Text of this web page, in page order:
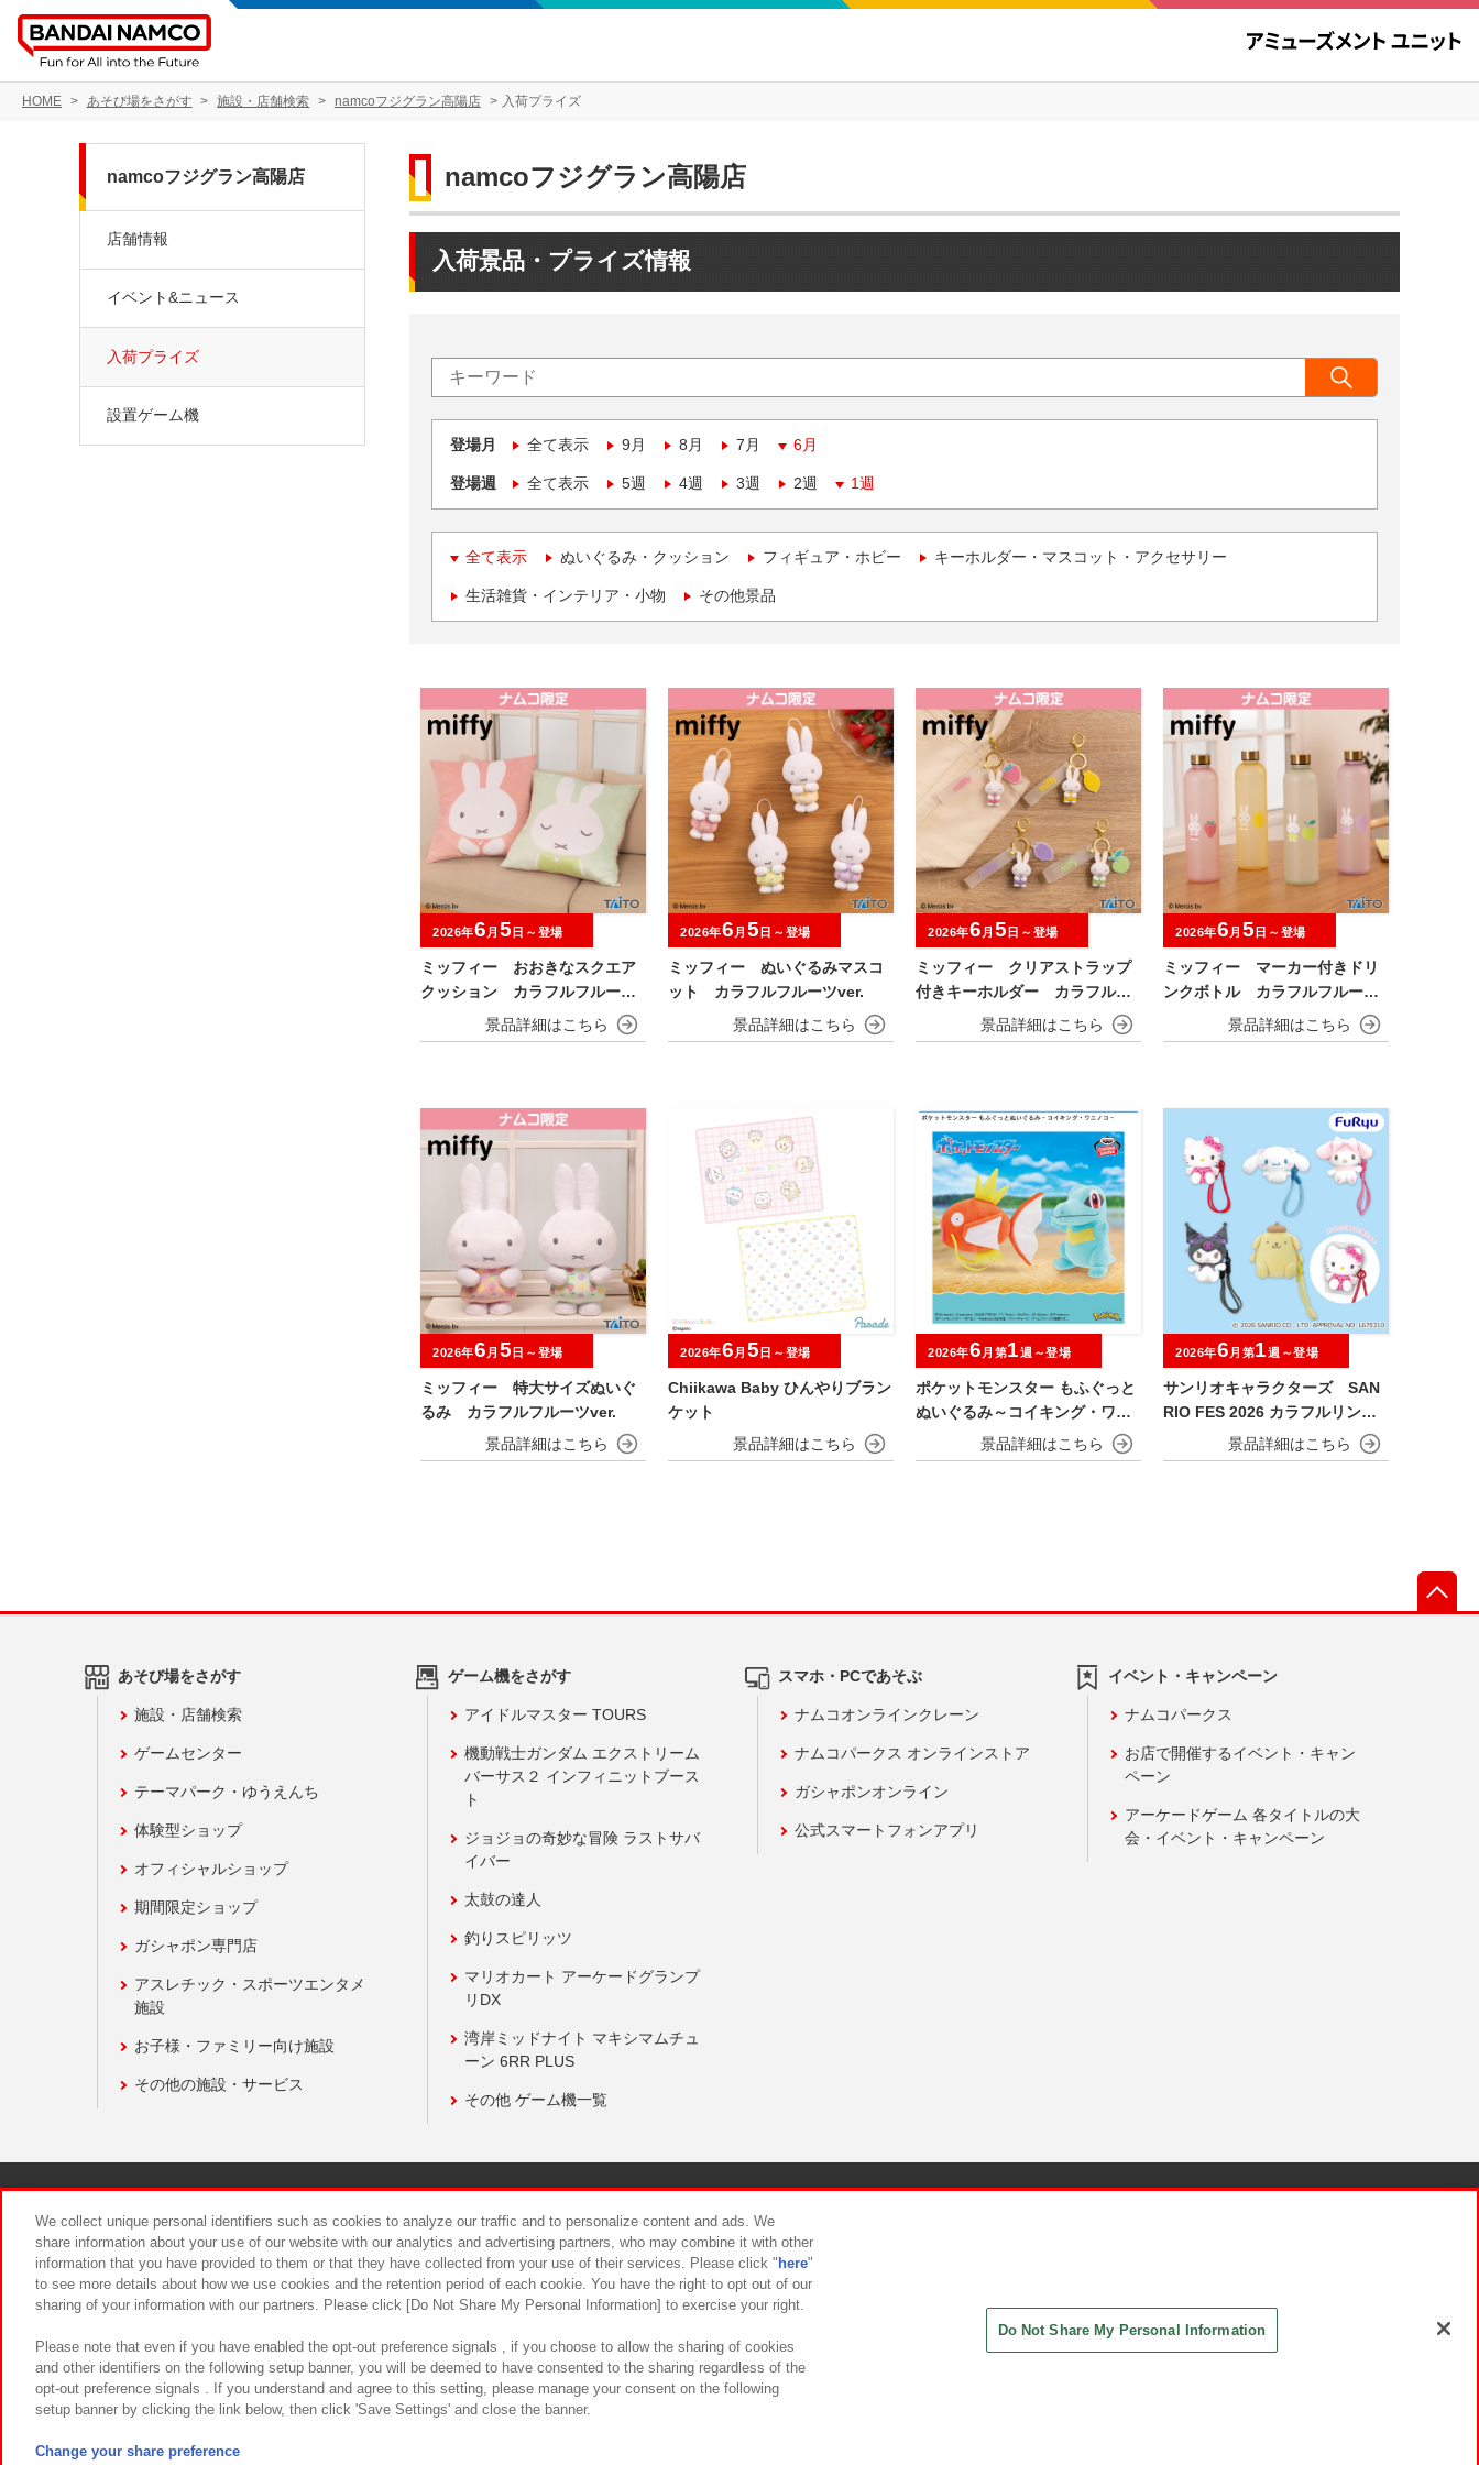
HOME あそび場をさがす 施設・店舗検索 namcoフジグラン高陽店 入荷プライズ
namcoフジグラン高陽店
入荷景品・プライズ情報
登場月 全て表示 9月 8月 7月 6月
登場週 全て表示 5週 4週 3週 2週 1週
全て表示 ぬいぐるみ・クッション フィギュア・ホビー キーホルダー・マスコット・アクセサリー
生活雑貨・インテリア・小物 その他景品
ミッフィー おおきなスクエア
クッション カラフルフルーツv
2026年6 月 5 日～登場
ミッフィー ぬいぐるみマスコ
ット カラフルフルーツver.
2026年6 月 5 日～登場
ミッフィー クリアストラップ
付きキーホルダー カラフルフ
ルーツver.
2026年6 月 5 日～登場
ミッフィー マーカー付きドリ
ンクボトル カラフルフルーツv
2026年6 月 5 日～登場
ミッフィー 特大サイズぬいぐ
るみ カラフルフルーツver.
2026年6 月 5 日～登場
Chiikawa Baby ひんやりブラン
ケット
2026年6 月 5 日～登場
ポケットモンスター もふぐっと
ぬいぐるみ～コイキング・ワニ
2026年6 月第1週～登場
サンリオキャラクターズ SAN
RIO FES 2026 カラフルリンク
コーデ スマホストラップ
2026年6 月第1週～登場
namcoフジグラン高陽店
店舗情報
イベント&ニュース
入荷プライズ
設置ゲーム機
あそび場をさがす
施設・店舗検索
ゲームセンター
テーマパーク・ゆうえんち
体験型ショップ
オフィシャルショップ
期間限定ショップ
ガシャポン専門店
アスレチック・スポーツエンタメ
施設
お子様・ファミリー向け施設
その他の施設・サービス
ゲーム機をさがす
アイドルマスター TOURS
機動戦士ガンダム エクストリーム
バーサス２ インフィニットブース
ト
ジョジョの奇妙な冒険 ラストサバ
イバー
太鼓の達人
釣りスピリッツ
マリオカート アーケードグランプ
リDX
湾岸ミッドナイト マキシマムチュ
ーン 6RR PLUS
その他 ゲーム機一覧
スマホ・PCであそぶ
ナムコオンラインクレーン
ナムコパークス オンラインストア
ガシャポンオンライン
公式スマートフォンアプリ
イベント・キャンペーン
ナムコパークス
お店で開催するイベント・キャン
ペーン
アーケードゲーム 各タイトルの大
会・イベント・キャンペーン
食品のご提供について カスタマーハラスメント対応方針
We collect unique personal identifiers such as cookies to analyze our traffic and to personalize content and ads. We
share information about your use of our website with our analytics and advertising partners, who may combine it with other
information that you have provided to them or that they have collected from your use of their services. Please click " here"
to see more details about how we use cookies and the retention period of each cookie. You have the right to opt out of our
sharing of your information with our partners. Please click [Do Not Share My Personal Information] to exercise your right.
Please note that even if you have enabled the opt-out preference signals , if you choose to allow the sharing of cookies
and other identifiers on the following setup banner, you will be deemed to have consented to the sharing regardless of the
opt-out preference signals . If you understand and agree to this setting, please manage your consent on the following
setup banner by clicking the link below, then click 'Save Settings' and close the banner.
Change your share preference
Do Not Share My Personal Information